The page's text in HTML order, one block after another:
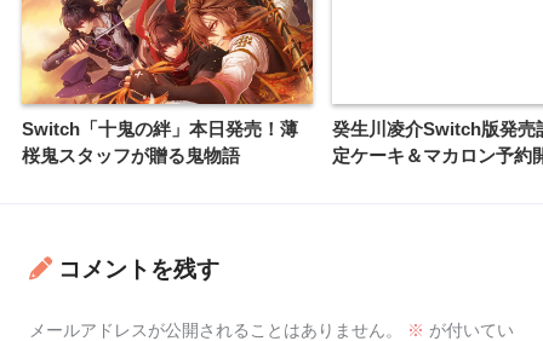
Switch「十鬼の絆」本日発売！薄
桜鬼スタッフが贈る鬼物語
癸生川凌介Switch版発売
定ケーキ＆マカロン予約
コメントを残す
メールアドレスが公開されることはありません。 ※ が付いてい